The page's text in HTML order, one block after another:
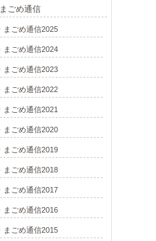
まごめ通信
まごめ通信2025
まごめ通信2024
まごめ通信2023
まごめ通信2022
まごめ通信2021
まごめ通信2020
まごめ通信2019
まごめ通信2018
まごめ通信2017
まごめ通信2016
まごめ通信2015